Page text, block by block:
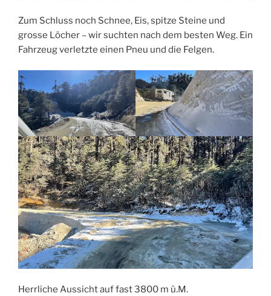
Zum Schluss noch Schnee, Eis, spitze Steine und
grosse Löcher – wir suchten nach dem besten Weg. Ein
Fahrzeug verletzte einen Pneu und die Felgen.
Herrliche Aussicht auf fast 3800 m ü.M.